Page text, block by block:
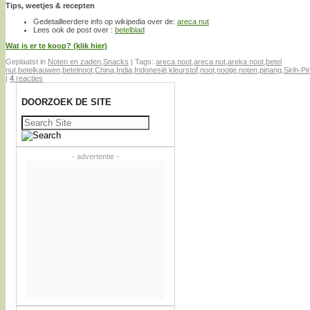
Tips, weetjes & recepten
Gedetailleerdere info op wikipedia over de: areca nut
Lees ook de post over : betelblad
Wat is er te koop? (klik hier)
Geplaatst in Noten en zaden Snacks | Tags: areca noot areca nut areka noot betel
nut betelkauwen betelnoot China India Indonesië kleurstof noot nootje noten pinang Sirih-
| 4 reacties
DOORZOEK DE SITE
Zoeken
naar:
- advertentie -